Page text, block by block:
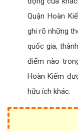
Quận Hoàn
ghi rõ những
quốc gia,
điểm nào
Hoàn Kiếm
hữu ích khác.